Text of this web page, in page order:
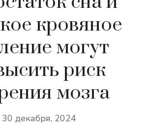
кровяное
могут
риск
мозга
30 декабря, 2024